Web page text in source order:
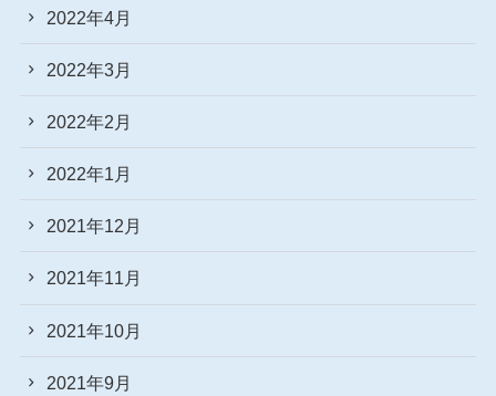
2022年4月
2022年3月
2022年2月
2022年1月
2021年12月
2021年11月
2021年10月
2021年9月